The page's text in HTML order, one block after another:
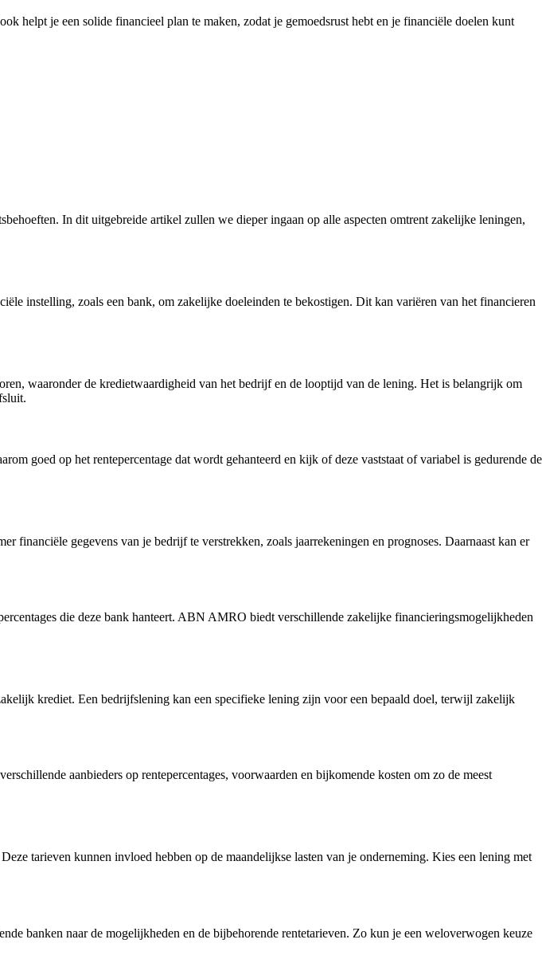
helpt je een solide financieel plan te maken, zodat je gemoedsrust hebt en je financiële doelen kunt
In dit uitgebreide artikel zullen we dieper ingaan op alle aspecten omtrent zakelijke leningen,
instelling, zoals een bank, om zakelijke doeleinden te bekostigen. Dit kan variëren van het financieren
waaronder de kredietwaardigheid van het bedrijf en de looptijd van de lening. Het is belangrijk om
goed op het rentepercentage dat wordt gehanteerd en kijk of deze vaststaat of variabel is gedurende de
financiële gegevens van je bedrijf te verstrekken, zoals jaarrekeningen en prognoses. Daarnaast kan er
die deze bank hanteert. ABN AMRO biedt verschillende zakelijke financieringsmogelijkheden
krediet. Een bedrijfslening kan een specifieke lening zijn voor een bepaald doel, terwijl zakelijk
aanbieders op rentepercentages, voorwaarden en bijkomende kosten om zo de meest
tarieven kunnen invloed hebben op de maandelijkse lasten van je onderneming. Kies een lening met
banken naar de mogelijkheden en de bijbehorende rentetarieven. Zo kun je een weloverwogen keuze